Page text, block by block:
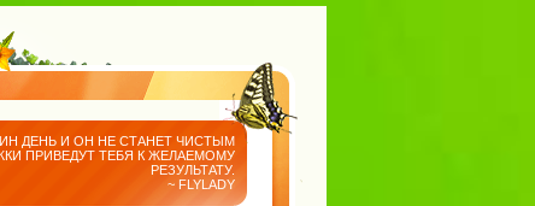
ДЕНЬ И ОН НЕ СТАНЕТ ЧИСТЫМ
ПРИВЕДУТ ТЕБЯ К ЖЕЛАЕМОМУ
РЕЗУЛЬТАТУ.
~ FLYLADY